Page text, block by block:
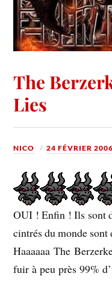
The
Lies
NICO 24 FÉVRIER 2006
OUI ! Enfin ! Ils sont
cintrés du monde sont
Haaaaaa The
fuir à peu près 99%